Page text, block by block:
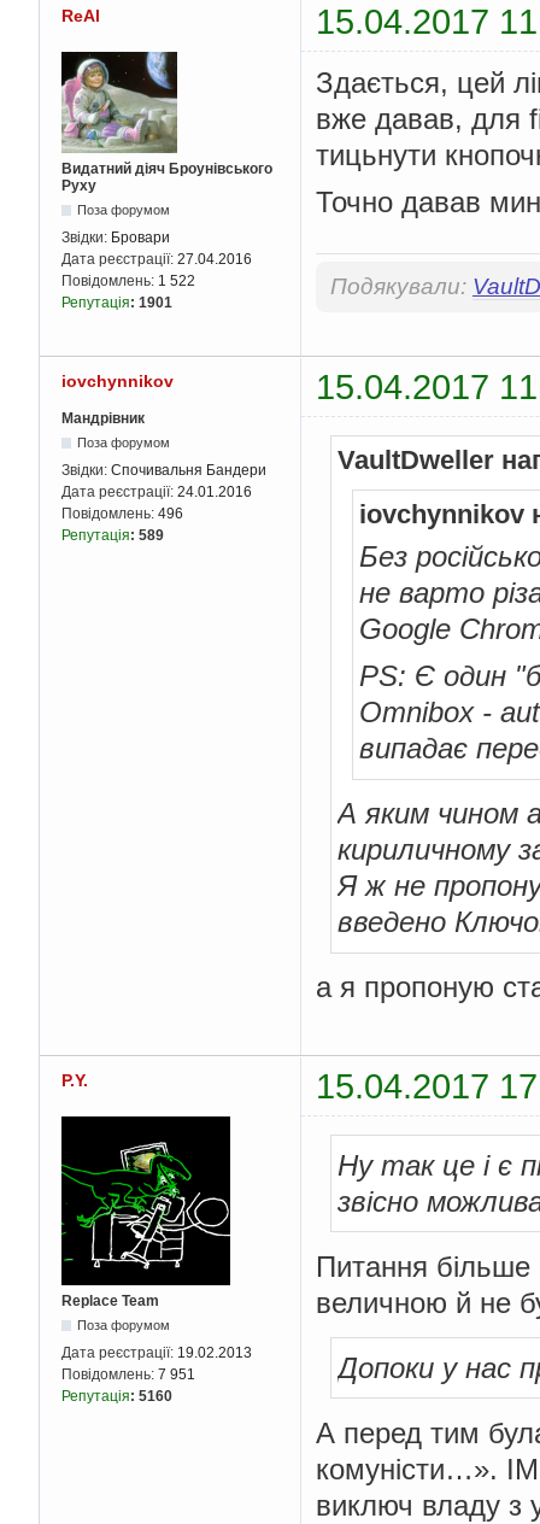
ReAl 15.04.2017
Видатний діяч Броунівського
Руху
Поза форумом
Звідки: Бровари
Дата реєстрації: 27.04.2016
Повідомлень: 1 522
Репутація: 1901
Здається, цей
вже давав, для
тицьнути
Точно давав
Подякували:
iovchynnikov 15.04.2017
Мандрівник
Поза форумом
Звідки: Спочивальня Бандери
Дата реєстрації: 24.01.2016
Повідомлень: 496
Репутація: 589
VaultDweller
iovchynnikov
Без
не варто
Google
PS: Є один
Omnibox -
випадає
А яким чином
кириличному
Я ж не
введено
а я пропоную
P.Y. 15.04.2017
Replace Team
Поза форумом
Дата реєстрації: 19.02.2013
Повідомлень: 7 951
Репутація: 5160
Ну так це і є
звісно
Питання більше
величною й не
Допоки у нас
А перед тим
комуністи…».
виключ владу з